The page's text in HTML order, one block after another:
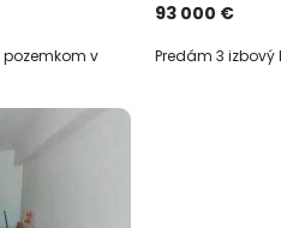
v
93 000 €
Predám 3 izbový